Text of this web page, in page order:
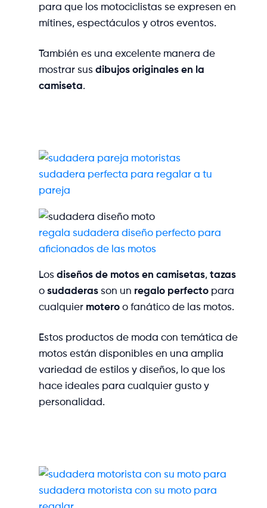
para que los motociclistas se expresen en
mítines, espectáculos y otros eventos.
También es una excelente manera de
mostrar sus dibujos originales en la
camiseta.
sudadera perfecta para regalar a tu
pareja
regala sudadera diseño perfecto para
aficionados de las motos
Los diseños de motos en camisetas, tazas
o sudaderas son un regalo perfecto para
cualquier motero o fanático de las motos.
Estos productos de moda con temática de
motos están disponibles en una amplia
variedad de estilos y diseños, lo que los
hace ideales para cualquier gusto y
personalidad.
sudadera motorista con su moto para